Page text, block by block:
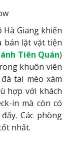
Giang khiến
bán lặt vặt tiện
Tiên Quán)
khuôn viên
tai mèo xám
hợp với khách
in mà còn có
Các phòng
nhất.